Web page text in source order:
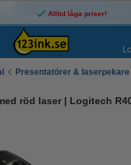
Alltid låga priser!
Presentatörer & laserpekare
röd laser | Logitech